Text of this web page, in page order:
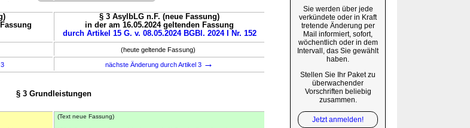
§ 3 AsylbLG n.F. (neue Fassung)
in der am 16.05.2024 geltenden Fassung
durch Artikel 15 G. v. 08.05.2024 BGBl. 2024 I Nr. 152
(heute geltende Fassung)
nächste Änderung durch Artikel 3 →
§ 3 Grundleistungen
(Text neue Fassung)
Sie werden über jede
verkündete oder in Kraft
tretende Änderung per
Mail informiert, sofort,
wöchentlich oder in dem
Intervall, das Sie gewählt
haben.
Stellen Sie Ihr Paket zu
überwachender
Vorschriften beliebig
zusammen.
Jetzt anmelden!